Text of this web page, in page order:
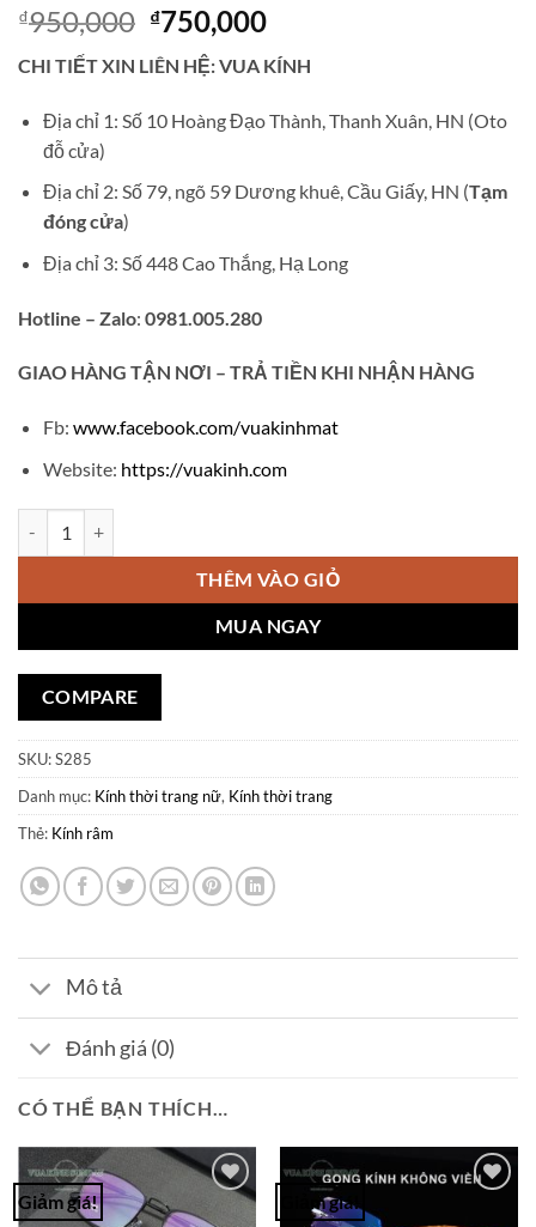
₫950,000 Giá
gốc
là:
₫950,000.
₫750,000Giá
hiện
tại
₫750,000.
CHI TIẾT XIN LIÊN HỆ: VUA KÍNH
Địa chỉ 1: Số 10 Hoàng Đạo Thành, Thanh Xuân, HN (Oto
đỗ cửa)
Địa chỉ 2: Số 79, ngõ 59 Dương khuê, Cầu Giấy, HN (Tạm
đóng cửa)
Địa chỉ 3: Số 448 Cao Thắng, Hạ Long
Hotline – Zalo: 0981.005.280
GIAO HÀNG TẬN NƠI – TRẢ TIỀN KHI NHẬN HÀNG
Fb: www.facebook.com/vuakinhmat
Website: https://vuakinh.com
THÊM VÀO GIỎ
MUA NGAY
COMPARE
SKU:S285
Danh mục: Kính thời trang nữ, Kính thời trang
Thẻ: Kính râm
Mô tả
Đánh giá (0)
CÓ THỂ BẠN THÍCH…
Giảm giá!
Wishlist
Giảm giá!
Wishlist